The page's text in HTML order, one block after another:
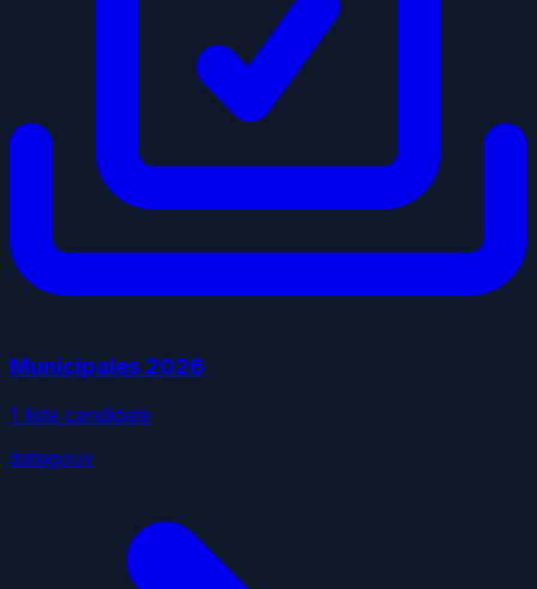
Municipales 2026
1 liste candidate
datagouv